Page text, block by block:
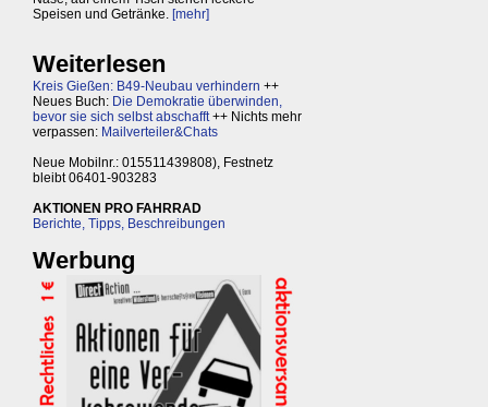
Speisen und Getränke. [mehr]
Weiterlesen
Kreis Gießen: B49-Neubau verhindern ++
Neues Buch: Die Demokratie überwinden,
bevor sie sich selbst abschafft++ Nichts mehr
verpassen: Mailverteiler&Chats
Neue Mobilnr.: 015511439808), Festnetz
bleibt 06401-903283
AKTIONEN PRO FAHRRAD
Berichte, Tipps, Beschreibungen
Werbung